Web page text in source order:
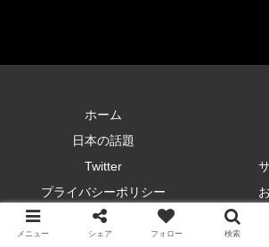
ホーム
日本の話題
Twitter
プライバシーポリシー
Copyright © 2019 令和の反撃！あなたの番で
メニュー シェア フォロー 検索